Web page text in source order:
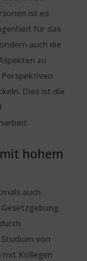
ist es
für das
auch die
zu
Dies ist die
hohem
auch
von
mit Kollegen